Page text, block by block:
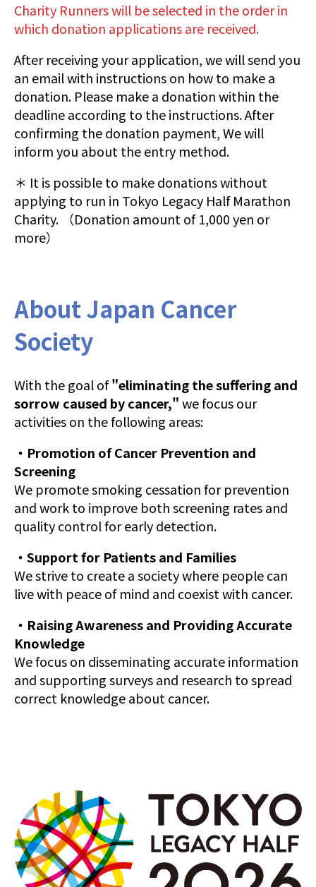
Charity Runners will be selected in the order in
which donation applications are received.
After receiving your application, we will send you
an email with instructions on how to make a
donation. Please make a donation within the
deadline according to the instructions. After
confirming the donation payment, We will
inform you about the entry method.
＊ It is possible to make donations without
applying to run in Tokyo Legacy Half Marathon
Charity. （Donation amount of 1,000 yen or
more）
About Japan Cancer
Society
With the goal of"eliminating the suffering and
sorrow caused by cancer,"we focus our
activities on the following areas:
・Promotion of Cancer Prevention and
Screening
We promote smoking cessation for prevention
and work to improve both screening rates and
quality control for early detection.
・Support for Patients and Families
We strive to create a society where people can
live with peace of mind and coexist with cancer.
・Raising Awareness and Providing Accurate
Knowledge
We focus on disseminating accurate information
and supporting surveys and research to spread
correct knowledge about cancer.